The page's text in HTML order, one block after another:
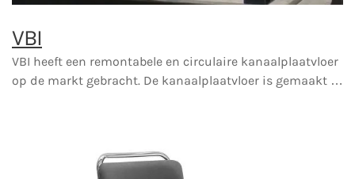
VBI
VBI heeft een remontabele en circulaire kanaalplaatvloer
op de markt gebracht. De kanaalplaatvloer is gemaakt …